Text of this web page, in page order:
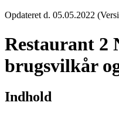
Opdateret d. 05.05.2022
Restaurant 2
brugsvilkår
Indhold